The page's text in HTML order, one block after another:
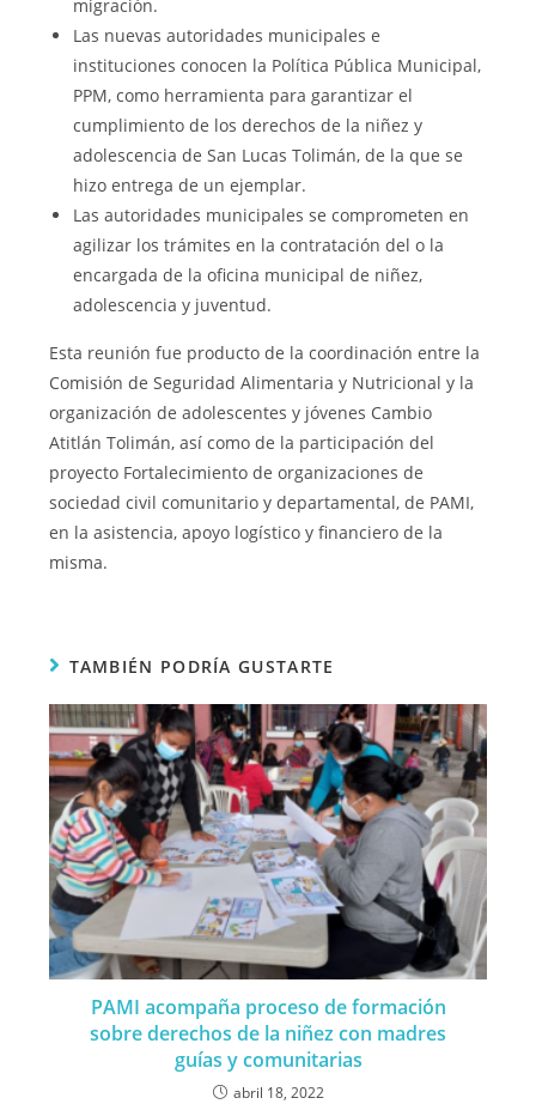
migración.
Las nuevas autoridades municipales e
instituciones conocen la Política Pública Municipal,
PPM, como herramienta para garantizar el
cumplimiento de los derechos de la niñez y
adolescencia de San Lucas Tolimán, de la que se
hizo entrega de un ejemplar.
Las autoridades municipales se comprometen en
agilizar los trámites en la contratación del o la
encargada de la oficina municipal de niñez,
adolescencia y juventud.
Esta reunión fue producto de la coordinación entre la
Comisión de Seguridad Alimentaria y Nutricional y la
organización de adolescentes y jóvenes Cambio
Atitlán Tolimán, así como de la participación del
proyecto Fortalecimiento de organizaciones de
sociedad civil comunitario y departamental, de PAMI,
en la asistencia, apoyo logístico y financiero de la
misma.
TAMBIÉN PODRÍA GUSTARTE
PAMI acompaña proceso de formación
sobre derechos de la niñez con madres
guías y comunitarias
abril 18, 2022